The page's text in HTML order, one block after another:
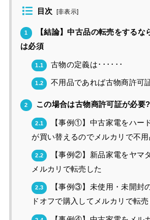
目次 [非表示]
1
【結論】中古品の転売をするな
は必須
1.1 古物の定義は･･････
1.2 不用品であれば古物商許可
2 この場合は古物商許可証が必要
2.1
【事例①】中古家電をハー
が買い替えるのでメルカリで不
2.2
【事例②】新品家電をヤマ
メルカリで転売した
2.3
【事例③】未使用・未開封
ドオフで購入してメルカリで転売